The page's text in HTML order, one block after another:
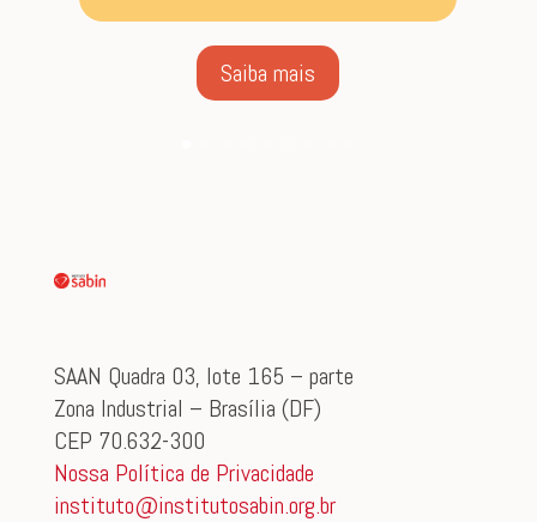
Saiba mais
SAAN Quadra 03, lote 165 – parte
Zona Industrial – Brasília (DF)
CEP 70.632-300
Nossa Política de Privacidade
instituto@institutosabin.org.br